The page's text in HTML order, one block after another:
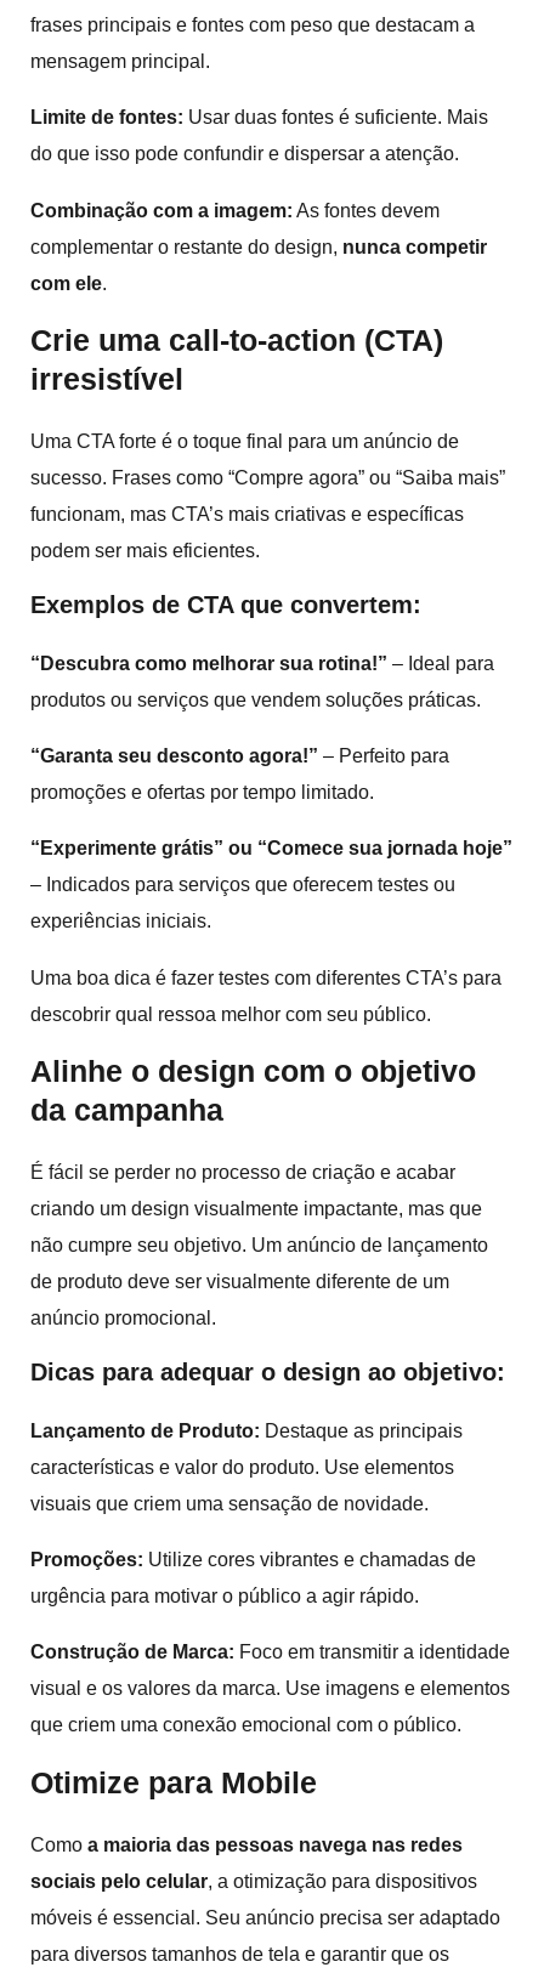
frases principais e fontes com peso que destacam a
mensagem principal.
Limite de fontes: Usar duas fontes é suficiente. Mais
do que isso pode confundir e dispersar a atenção.
Combinação com a imagem: As fontes devem
complementar o restante do design, nunca competir
com ele.
Crie uma call-to-action (CTA)
irresistível
Uma CTA forte é o toque final para um anúncio de
sucesso. Frases como “Compre agora” ou “Saiba mais”
funcionam, mas CTA’s mais criativas e específicas
podem ser mais eficientes.
Exemplos de CTA que convertem:
“Descubra como melhorar sua rotina!” – Ideal para
produtos ou serviços que vendem soluções práticas.
“Garanta seu desconto agora!” – Perfeito para
promoções e ofertas por tempo limitado.
“Experimente grátis” ou “Comece sua jornada hoje”
– Indicados para serviços que oferecem testes ou
experiências iniciais.
Uma boa dica é fazer testes com diferentes CTA’s para
descobrir qual ressoa melhor com seu público.
Alinhe o design com o objetivo
da campanha
É fácil se perder no processo de criação e acabar
criando um design visualmente impactante, mas que
não cumpre seu objetivo. Um anúncio de lançamento
de produto deve ser visualmente diferente de um
anúncio promocional.
Dicas para adequar o design ao objetivo:
Lançamento de Produto: Destaque as principais
características e valor do produto. Use elementos
visuais que criem uma sensação de novidade.
Promoções: Utilize cores vibrantes e chamadas de
urgência para motivar o público a agir rápido.
Construção de Marca: Foco em transmitir a identidade
visual e os valores da marca. Use imagens e elementos
que criem uma conexão emocional com o público.
Otimize para Mobile
Comoa maioria das pessoas navega nas redes
sociais pelo celular, a otimização para dispositivos
móveis é essencial. Seu anúncio precisa ser adaptado
para diversos tamanhos de tela e garantir que os